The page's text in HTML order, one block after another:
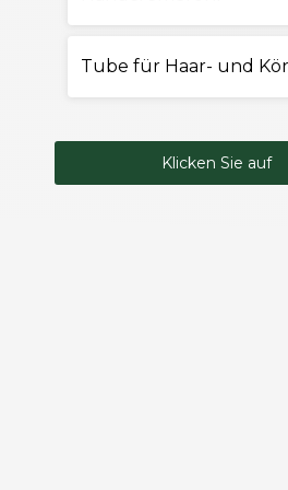
Klicken Sie auf